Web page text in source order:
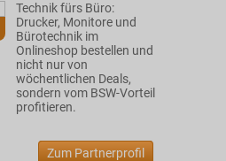
Technik fürs Büro:
Drucker, Monitore und
Bürotechnik im
Onlineshop bestellen und
nicht nur von
wöchentlichen Deals,
sondern vom BSW-Vorteil
profitieren.
Zum Partnerprofil